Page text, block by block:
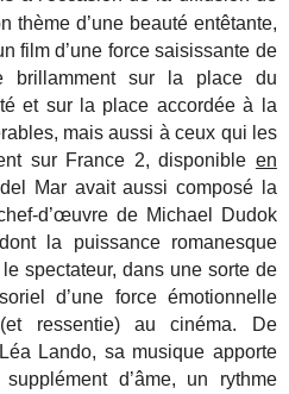
thème d’une beauté entêtante,
film d’une force saisissante de
brillamment sur la place du
et sur la place accordée à la
mais aussi à ceux qui les
sur France 2, disponible en
Mar avait aussi composé la
d’œuvre de Michael Dudok
la puissance romanesque
spectateur, dans une sorte de
d’une force émotionnelle
ressentie) au cinéma. De
Lando, sa musique apporte
d’âme, un rythme